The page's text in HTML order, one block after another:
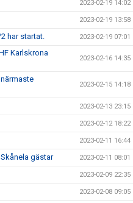
2023-02-19 14:02
2023-02-19 13:58
har startat. 2023-02-19 07:01
Karlskrona
2023-02-16 14:35
2023-02-15 14:18
2023-02-13 23:15
2023-02-12 18:22
2023-02-11 16:44
gästar 2023-02-11 08:01
2023-02-09 22:35
2023-02-08 09:05